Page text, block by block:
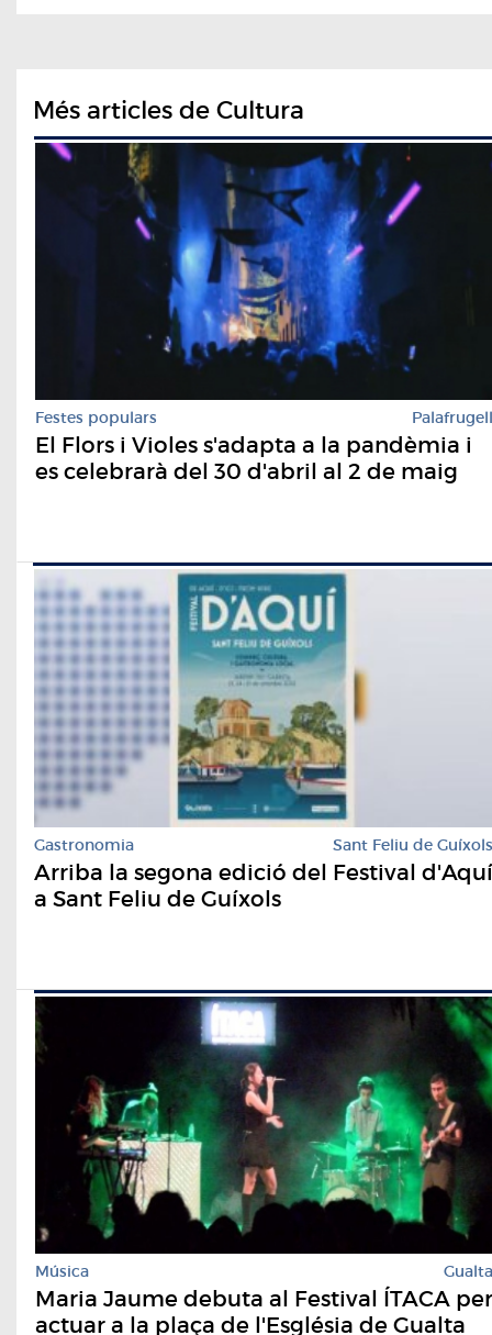
Més articles de Cultura
Festes populars Palafrugell
El Flors i Violes s'adapta a la pandèmia i
es celebrarà del 30 d'abril al 2 de maig
Gastronomia Sant Feliu de Guíxols
Arriba la segona edició del Festival d'Aquí
a Sant Feliu de Guíxols
Música Gualta
Maria Jaume debuta al Festival ÍTACA per
actuar a la plaça de l'Església de Gualta